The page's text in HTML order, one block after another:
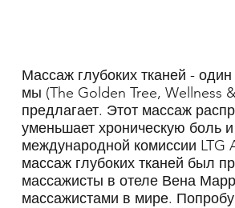
Массаж глубоких тканей -
мы (The Golden Tree, Wellness
предлагает. Этот массаж
уменьшает хроническую боль
международной комиссии LTG
массаж глубоких тканей был
массажисты в отеле Вена
массажистами в мире.